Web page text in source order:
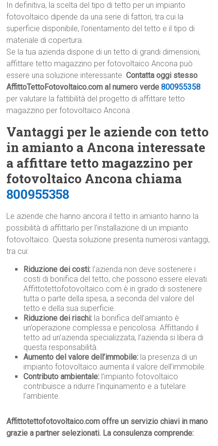
In definitiva, la scelta del tipo di tetto per un impianto
fotovoltaico dipende da una serie di fattori, tra cui la
superficie disponibile, l’orientamento del tetto e il tipo di
materiale di copertura.
Se la tua azienda dispone di un tetto di grandi dimensioni,
affittare tetto magazzino per fotovoltaico Ancona può
essere una soluzione interessante.Contatta oggi stesso
AffittoTettoFotovoltaico.com al numero verde800955358
per valutare la fattibilità del progetto di affittare tetto
magazzino per fotovoltaico Ancona .
Vantaggi per le aziende con tetto
in amianto a Ancona interessate
a affittare tetto magazzino per
fotovoltaico Ancona chiama
800955358
Le aziende che hanno ancora il tetto in amianto hanno la
possibilità di affittarlo per l’installazione di un impianto
fotovoltaico. Questa soluzione presenta numerosi vantaggi,
tra cui:
Riduzione dei costi: l’azienda non deve sostenere i
costi di bonifica del tetto, che possono essere elevati.
Affittotettofotovoltaico.com è in grado di sostenere
tutta o parte della spesa, a seconda del valore del
tetto e della sua superficie.
Riduzione dei rischi: la bonifica dell’amianto è
un’operazione complessa e pericolosa. Affittando il
tetto ad un’azienda specializzata, l’azienda si libera di
questa responsabilità.
Aumento del valore dell’immobile: la presenza di un
impianto fotovoltaico aumenta il valore dell’immobile.
Contributo ambientale: l’impianto fotovoltaico
contribuisce a ridurre l’inquinamento e a tutelare
l’ambiente.
Affittotettofotovoltaico.com offre un servizio chiavi in mano
grazie a partner selezionati. La consulenza comprende: